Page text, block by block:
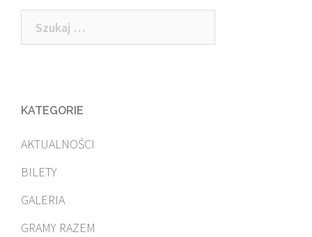
Szukaj:
KATEGORIE
AKTUALNOŚCI
BILETY
GALERIA
GRAMY RAZEM